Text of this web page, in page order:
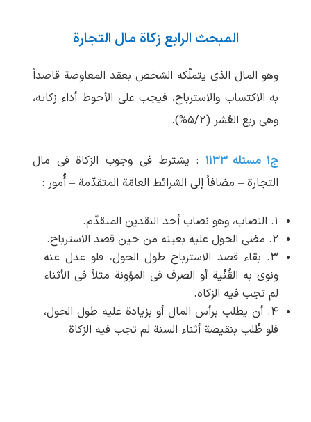
المبحث الرابع زکاة مال التجارة
وهو المال الذی یتملّکه الشخص بعقد المعاوضة قاصداً
به الاکتساب والاسترباح، فیجب علی الأحوط أداء زکاته،
وهی ربع العُشر (۵/۲%).
ج۱ مسئله ۱۱۳۳
: یشترط فی وجوب الزکاة فی مال
التجارة – مضافاً إلی الشرائط العامّة المتقدّمة – أُمور :
۱. النصاب، وهو نصاب أحد النقدین المتقدّم.
۲. مضی الحول علیه بعینه من حین قصد الاسترباح.
۳. بقاء قصد الاسترباح طول الحول، فلو عدل عنه
ونوی به القُنْیة أو الصرف فی المؤونة مثلاً فی الأثناء
لم ‏تجب فیه الزکاة.
۴. أن یطلب برأس المال أو بزیادة علیه طول الحول،
فلو طُلب بنقیصة أثناء السنة لم ‏تجب فیه الزکاة.